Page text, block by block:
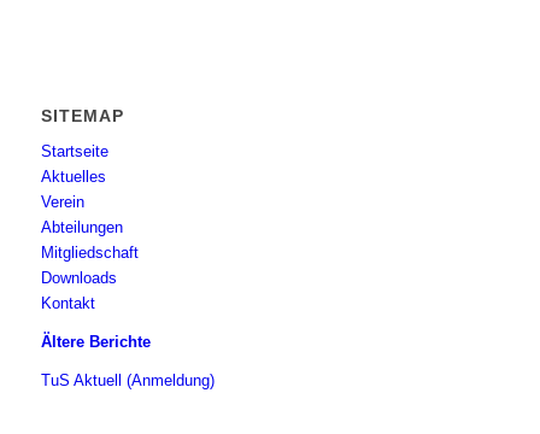
SITEMAP
Startseite
Aktuelles
Verein
Abteilungen
Mitgliedschaft
Downloads
Kontakt
Ältere Berichte
TuS Aktuell (Anmeldung)